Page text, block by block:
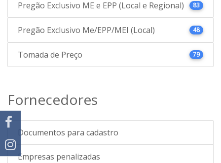
Pregão Exclusivo ME e EPP (Local e Regional) 83
Pregão Exclusivo Me/EPP/MEI (Local) 48
Tomada de Preço 79
Fornecedores
Documentos para cadastro
Empresas penalizadas